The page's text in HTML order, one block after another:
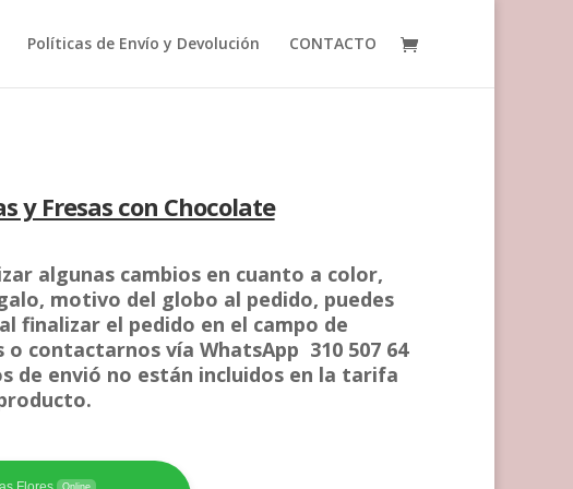
Políticas de Envío y Devolución CONTACTO
y Fresas con Chocolate
algunas cambios en cuanto a color,
motivo del globo al pedido, puedes
finalizar el pedido en el campo de
o contactarnos vía WhatsApp 310 507 64
de envió no están incluidos en la tarifa
Online